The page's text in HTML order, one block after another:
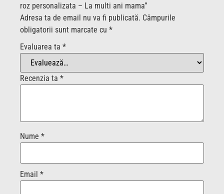
roz personalizata – La multi ani mama”
Adresa ta de email nu va fi publicată. Câmpurile
obligatorii sunt marcate cu *
Evaluarea ta *
Recenzia ta *
Nume *
Email *